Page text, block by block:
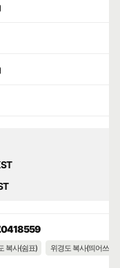
복사(쉼표)
위경도 복사(띄어쓰기)